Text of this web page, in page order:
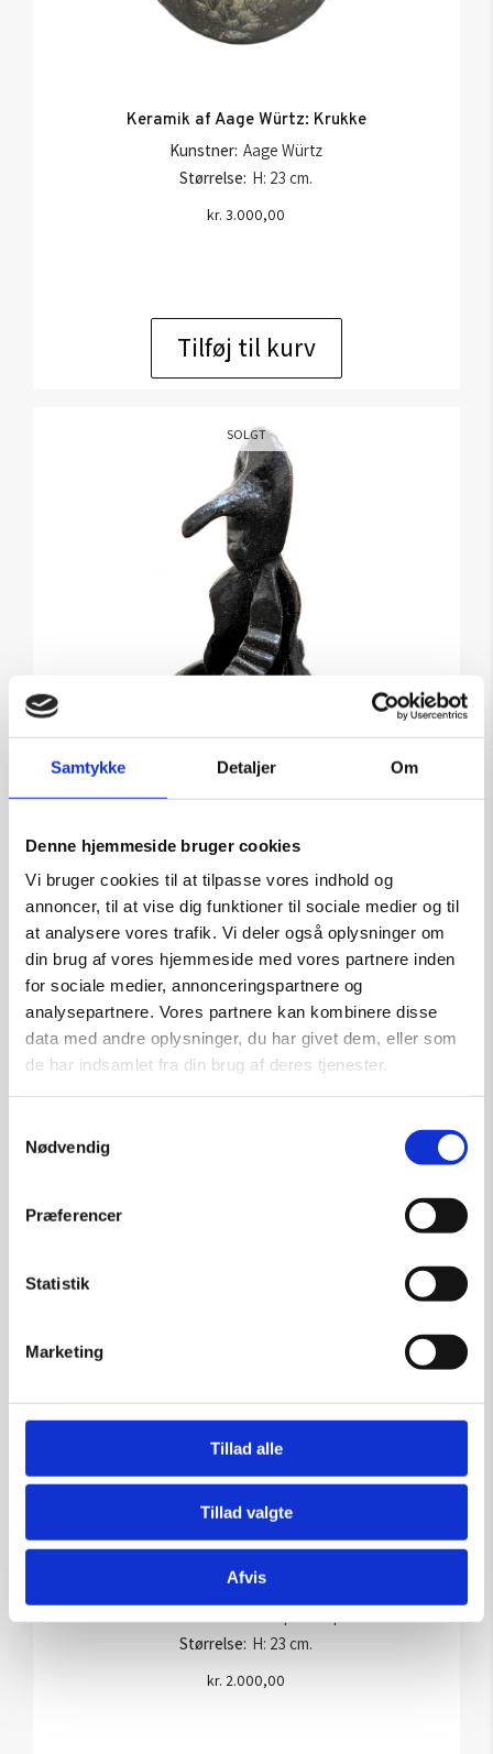
Samtykke Detaljer Om
Denne hjemmeside bruger cookies
Vi bruger cookies til at tilpasse vores indhold og
annoncer, til at vise dig funktioner til sociale medier og til
at analysere vores trafik. Vi deler også oplysninger om
din brug af vores hjemmeside med vores partnere inden
for sociale medier, annonceringspartnere og
analysepartnere. Vores partnere kan kombinere disse
data med andre oplysninger, du har givet dem, eller som
de har indsamlet fra din brug af deres tjenester.
Nødvendig
Præferencer
Statistik
Marketing
Tillad alle
Tillad valgte
Afvis
Keramik af Aage Würtz: Krukke
Kunstner: Aage Würtz
Størrelse: H: 23 cm.
kr. 3.000,00
Tilføj til kurv
Skulptur af Ulla Stobberup: “Uden Titel”
Kunstner: Ulla Stobberup – skulpturer
Størrelse: H: 23 cm.
SOLGT
Læs mere
Skulptur af Ulla Stobberup: “Mand/And”
Størrelse: H: 23 cm.
kr. 2.000,00